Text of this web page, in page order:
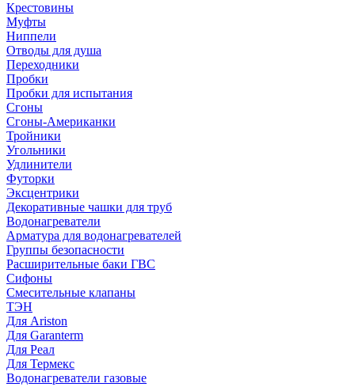
Крестовины
Муфты
Ниппели
Отводы для душа
Переходники
Пробки
Пробки для испытания
Сгоны
Сгоны-Американки
Тройники
Угольники
Удлинители
Футорки
Эксцентрики
Декоративные чашки для труб
Водонагреватели
Арматура для водонагревателей
Группы безопасности
Расширительные баки ГВС
Сифоны
Смесительные клапаны
ТЭН
Для Ariston
Для Garanterm
Для Реал
Для Термекс
Водонагреватели газовые